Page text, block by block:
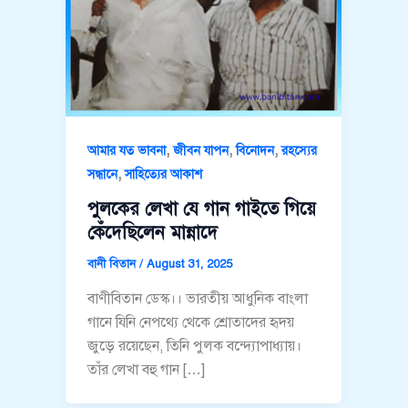
আমার যত ভাবনা,জীবন যাপন,বিনোদন,রহস্যের
সন্ধানে,সাহিত্যের আকাশ
পুলকের লেখা যে গান গাইতে গিয়ে
কেঁদেছিলেন মান্নাদে
বানী বিতান/August 31, 2025
বাণীবিতান ডেস্ক।। ভারতীয় আধুনিক বাংলা
গানে যিনি নেপথ্যে থেকে শ্রোতাদের হৃদয়
জুড়ে রয়েছেন, তিনি পুলক বন্দ্যোপাধ্যায়।
তাঁর লেখা বহু গান […]